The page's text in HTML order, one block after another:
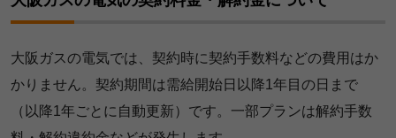
大阪ガスの電気では、契約時に契約手数料などの費用はか
かりません。契約期間は需給開始日以降1年目の日まで
（以降1年ごとに自動更新）です。一部プランは解約手数